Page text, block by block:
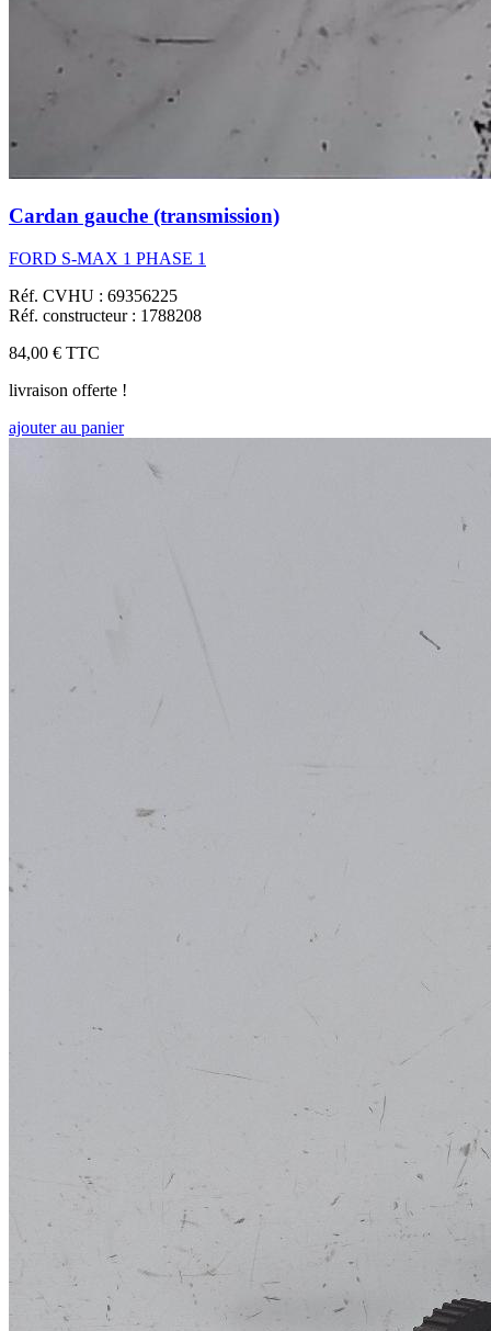
Cardan gauche (transmission)
FORD S-MAX 1 PHASE 1
Réf. CVHU : 69356225
Réf. constructeur : 1788208
84,00 € TTC
livraison offerte !
ajouter au panier